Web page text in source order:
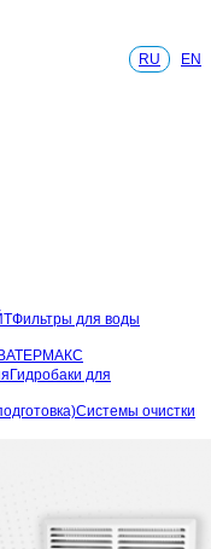
RU EN
Фильтры для воды
Гидробаки для
Системы очистки